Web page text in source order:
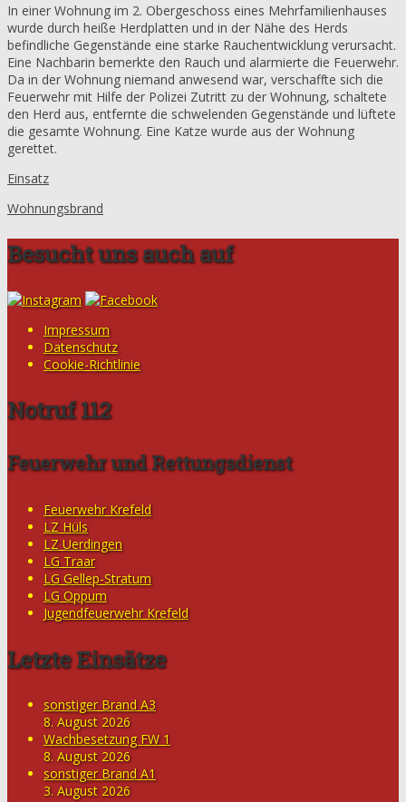
In einer Wohnung im 2. Obergeschoss eines Mehrfamilienhauses
wurde durch heiße Herdplatten und in der Nähe des Herds
befindliche Gegenstände eine starke Rauchentwicklung verursacht.
Eine Nachbarin bemerkte den Rauch und alarmierte die Feuerwehr.
Da in der Wohnung niemand anwesend war, verschaffte sich die
Feuerwehr mit Hilfe der Polizei Zutritt zu der Wohnung, schaltete
den Herd aus, entfernte die schwelenden Gegenstände und lüftete
die gesamte Wohnung. Eine Katze wurde aus der Wohnung
gerettet.
Einsatz
Wohnungsbrand
Besucht uns auch auf
Impressum
Datenschutz
Cookie-Richtlinie
Notruf 112
Feuerwehr und Rettungsdienst
Feuerwehr Krefeld
LZ Hüls
LZ Uerdingen
LG Traar
LG Gellep-Stratum
LG Oppum
Jugendfeuerwehr Krefeld
Letzte Einsätze
sonstiger Brand A3
8. August 2026
Wachbesetzung FW 1
8. August 2026
sonstiger Brand A1
3. August 2026